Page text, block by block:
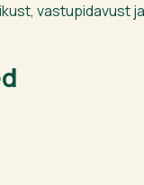
vastupidavust